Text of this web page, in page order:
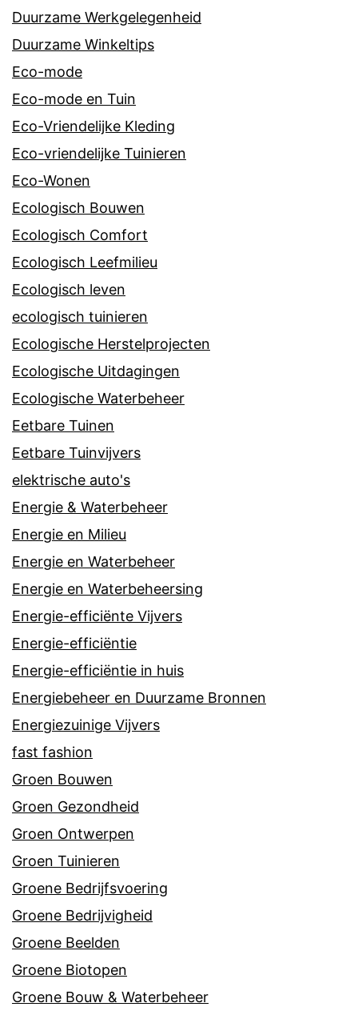
Duurzame Werkgelegenheid
Duurzame Winkeltips
Eco-mode
Eco-mode en Tuin
Eco-Vriendelijke Kleding
Eco-vriendelijke Tuinieren
Eco-Wonen
Ecologisch Bouwen
Ecologisch Comfort
Ecologisch Leefmilieu
Ecologisch leven
ecologisch tuinieren
Ecologische Herstelprojecten
Ecologische Uitdagingen
Ecologische Waterbeheer
Eetbare Tuinen
Eetbare Tuinvijvers
elektrische auto's
Energie & Waterbeheer
Energie en Milieu
Energie en Waterbeheer
Energie en Waterbeheersing
Energie-efficiënte Vijvers
Energie-efficiëntie
Energie-efficiëntie in huis
Energiebeheer en Duurzame Bronnen
Energiezuinige Vijvers
fast fashion
Groen Bouwen
Groen Gezondheid
Groen Ontwerpen
Groen Tuinieren
Groene Bedrijfsvoering
Groene Bedrijvigheid
Groene Beelden
Groene Biotopen
Groene Bouw & Waterbeheer